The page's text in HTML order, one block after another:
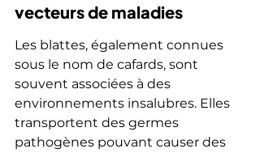
vecteurs de maladies
Les blattes, également connues
sous le nom de cafards, sont
souvent associées à des
environnements insalubres. Elles
transportent des germes
pathogènes pouvant causer des